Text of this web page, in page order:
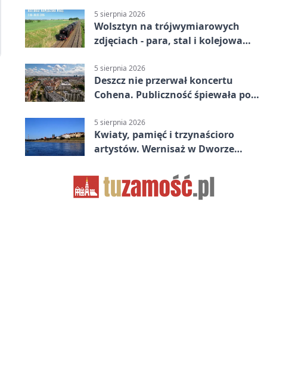
5 sierpnia 2026
Wolsztyn na trójwymiarowych
zdjęciach - para, stal i kolejowa
5 sierpnia 2026
Deszcz nie przerwał koncertu
Cohena. Publiczność śpiewała pod
5 sierpnia 2026
Kwiaty, pamięć i trzynaścioro
artystów. Wernisaż w Dworze